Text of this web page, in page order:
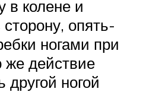
в колене и
опять-
ногами при
же действие
ногой